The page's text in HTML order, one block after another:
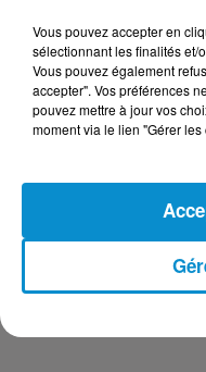
23
Les
22
Les
Vous pouvez accepter en
sélectionnant les finalités et/
Vous pouvez également
accepter". Vos préférences
pouvez mettre à jour vos
moment via le lien "Gérer